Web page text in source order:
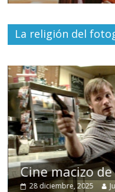
La religión del
Cine macizo
28 diciembre, 2025